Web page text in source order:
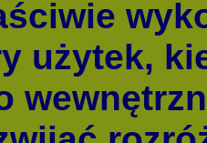
użytek,